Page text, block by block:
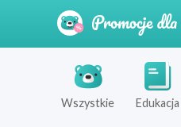
Wszystkie Edukacja